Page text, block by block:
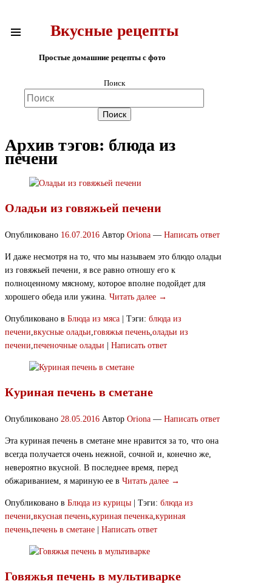
Вкусные рецепты
Простые домашние рецепты с фото
Поиск
Архив тэгов: блюда из
печени
Оладьи из говяжьей печени
Опубликовано 16.07.2016 Автор Oriona — Написать ответ
И даже несмотря на то, что мы называем это блюдо оладьи
из говяжьей печени, я все равно отношу его к
полноценному мясному, которое вполне подойдет для
хорошего обеда или ужина. Читать далее →
Опубликовано в Блюда из мяса Тэги: блюда из
печени,вкусные оладьи,говяжья печень,оладьи из
печени,печеночные оладьи Написать ответ
Куриная печень в сметане
Опубликовано 28.05.2016 Автор Oriona — Написать ответ
Эта куриная печень в сметане мне нравится за то, что она
всегда получается очень нежной, сочной и, конечно же,
невероятно вкусной. В последнее время, перед
обжариванием, я мариную ее в Читать далее →
Опубликовано в Блюда из курицы Тэги: блюда из
печени,вкусная печень,куриная печенка,куриная
печень,печень в сметане Написать ответ
Говяжья печень в мультиварке